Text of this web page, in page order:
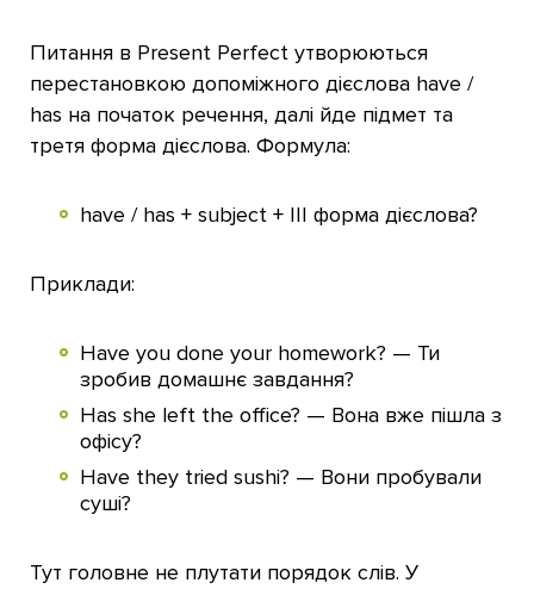
Питання в Present Perfect утворюються
перестановкою допоміжного дієслова have /
has на початок речення, далі йде підмет та
третя форма дієслова. Формула:
have / has + subject + III форма дієслова?
Приклади:
Have you done your homework? — Ти
зробив домашнє завдання?
Has she left the office? — Вона вже пішла з
офісу?
Have they tried sushi? — Вони пробували
суші?
Тут головне не плутати порядок слів. У